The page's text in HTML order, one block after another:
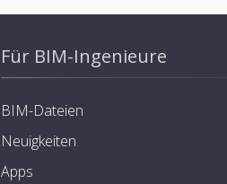
Für BIM-Ingenieure
BIM-Dateien
Neuigkeiten
Apps